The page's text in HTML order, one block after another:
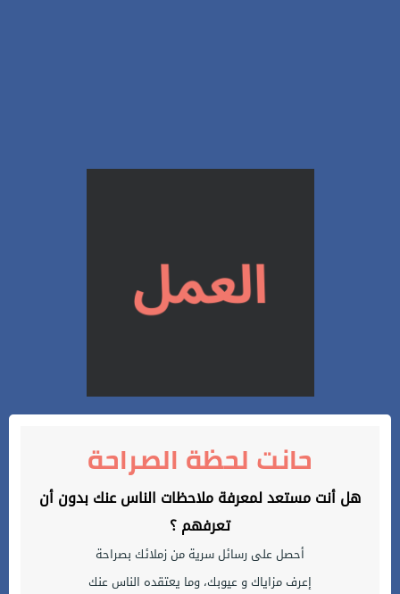
حانت لحظة الصراحة
هل أنت مستعد لمعرفة ملاحظات الناس عنك بدون أن
تعرفهم ؟
أحصل على رسائل سرية من زملائك بصراحة
إعرف مزاياك و عيوبك، وما يعتقده الناس عنك